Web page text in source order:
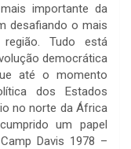
importante da
desafiando o mais
Tudo está
democrática
até o momento
dos Estados
no norte da África
um papel
Davis 1978 –